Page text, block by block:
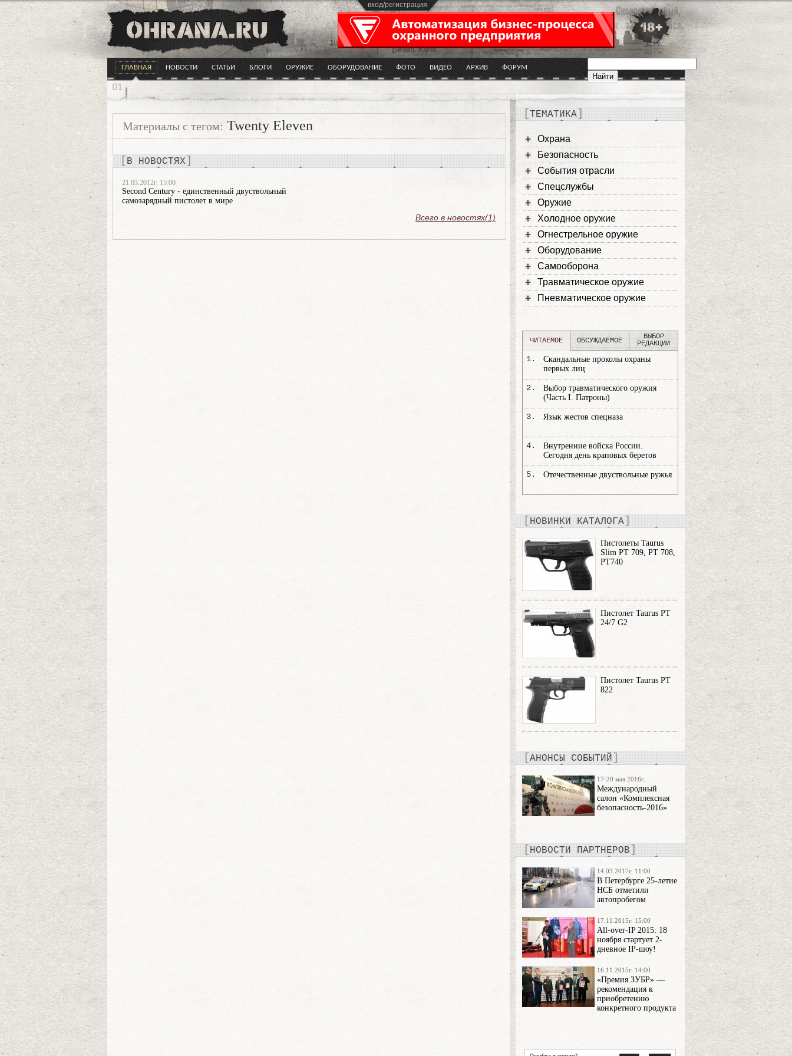
вход/регистрация
ГЛАВНАЯ НОВОСТИ СТАТЬИ БЛОГИ ОРУЖИЕ ОБОРУДОВАНИЕ ФОТО ВИДЕО АРХИВ ФОРУМ
Материалы с тегом: Twenty Eleven
В НОВОСТЯХ
21.03.2012г. 15:00
Second Century - единственный двуствольный
самозарядный пистолет в мире
Всего в новостях(1)
ТЕМАТИКА
Охрана
Безопасность
События отрасли
Спецслужбы
Оружие
Холодное оружие
Огнестрельное оружие
Оборудование
Самооборона
Травматическое оружие
Пневматическое оружие
ЧИТАЕМОЕ ОБСУЖДАЕМОЕ
ВЫБОР
РЕДАКЦИИ
Скандальные проколы охраны
первых лиц
1.
Выбор травматического оружия
(Часть I. Патроны)
2.
Язык жестов спецназа
3.
Внутренние войска России.
Сегодня день краповых беретов
4.
Отечественные двуствольные ружья
5.
НОВИНКИ КАТАЛОГА
Пистолеты Taurus
Slim PT 709, PT 708,
PT740
Пистолет Taurus PT
24/7 G2
Пистолет Taurus PT
822
АНОНСЫ СОБЫТИЙ
17-20 мая 2016г.
Международный
салон «Комплексная
безопасность-2016»
НОВОСТИ ПАРТНЕРОВ
14.03.2017г. 11:00
В Петербурге 25-летие
НСБ отметили
автопробегом
17.11.2015г. 15:00
All-over-IP 2015: 18
ноября стартует 2-
дневное IP-шоу!
16.11.2015г. 14:00
«Премия ЗУБР» —
рекомендация к
приобретению
конкретного продукта